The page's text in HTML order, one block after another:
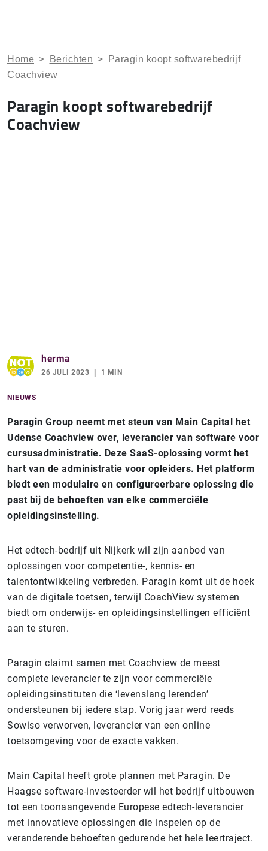
Home > Berichten >
Paragin koopt softwarebedrijf
Coachview
Paragin koopt softwarebedrijf
Coachview
herma
26 JULI 2023 1 MIN
NIEUWS
Paragin Group neemt met steun van Main Capital het
Udense Coachview over, leverancier van software voor
cursusadministratie. Deze SaaS-oplossing vormt het
hart van de administratie voor opleiders. Het platform
biedt een modulaire en configureerbare oplossing die
past bij de behoeften van elke commerciële
opleidingsinstelling.
Het edtech-bedrijf uit Nijkerk wil zijn aanbod van
oplossingen voor competentie-, kennis- en
talentontwikkeling verbreden. Paragin komt uit de hoek
van de digitale toetsen, terwijl CoachView systemen
biedt om onderwijs- en opleidingsinstellingen efficiënt
aan te sturen.
Paragin claimt samen met Coachview de meest
complete leverancier te zijn voor commerciële
opleidingsinstituten die ‘levenslang lerenden’
ondersteunen bij iedere stap. Vorig jaar werd reeds
Sowiso verworven, leverancier van een online
toetsomgeving voor de exacte vakken.
Main Capital heeft grote plannen met Paragin. De
Haagse software-investeerder wil het bedrijf uitbouwen
tot een toonaangevende Europese edtech-leverancier
met innovatieve oplossingen die inspelen op de
veranderende behoeften gedurende het hele leertraject.